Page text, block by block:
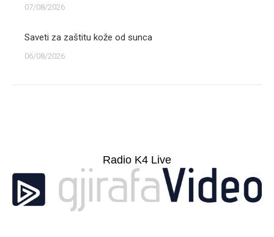
07/08/2026
Saveti za zaštitu kože od sunca
06/08/2026
Radio K4 Live